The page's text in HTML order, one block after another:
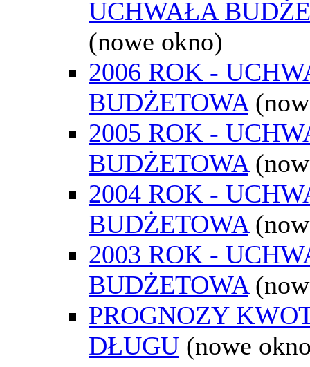
UCHWAŁA
(nowe okno)
2006 ROK -
BUDŻETOWA
2005 ROK -
BUDŻETOWA
2004 ROK -
BUDŻETOWA
2003 ROK -
BUDŻETOWA
PROGNOZY
DŁUGU (nowe